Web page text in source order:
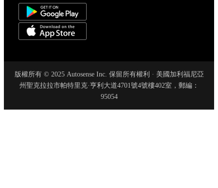
版權所有 © 2025 Autosense Inc. 保留所有權利 · 美國加利福尼亞
州聖克拉拉市帕特里克·亨利大道4701號4號樓402室，郵編：
95054